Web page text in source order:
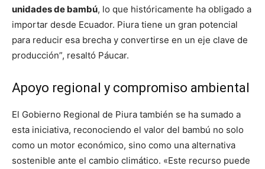
unidades de bambú, lo que históricamente ha obligado a
importar desde Ecuador. Piura tiene un gran potencial
para reducir esa brecha y convertirse en un eje clave de
producción”, resaltó Páucar.
Apoyo regional y compromiso ambiental
El Gobierno Regional de Piura también se ha sumado a
esta iniciativa, reconociendo el valor del bambú no solo
como un motor económico, sino como una alternativa
sostenible ante el cambio climático. «Este recurso puede